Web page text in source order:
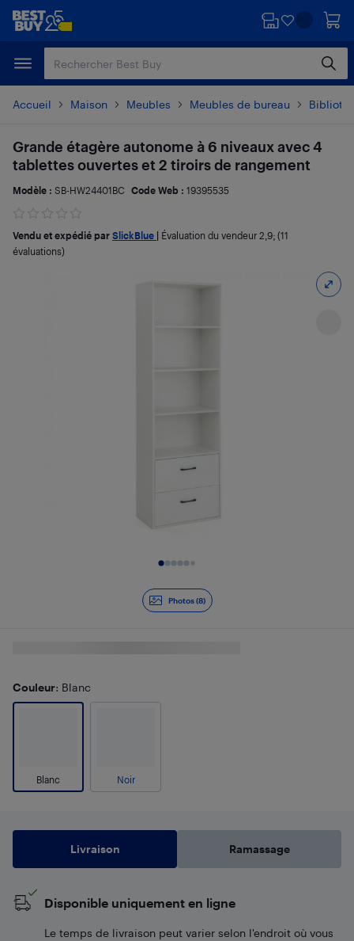
Passer
principal
Passer
Accueil Maison Meubles Meubles de bureau
Photos (8)
Grande étagère autonome à 6 niveaux avec 4
tablettes ouvertes et 2 tiroirs de rangement
Modèle : SB-HW24401BC Code Web : 19395535
Vendu et expédié par SlickBlue Évaluation du vendeur 2,9; (11
évaluations)
Couleur: Blanc
Blanc Noir
Livraison Ramassage
Disponible uniquement en ligne
Le temps de livraison peut varier selon l'endroit où vous